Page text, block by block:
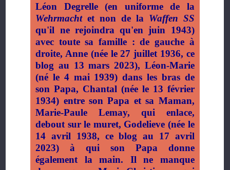
Léon Degrelle (en uniforme de la
Wehrmachtet non de la Waffen SS
qu'il ne rejoindra qu'en juin 1943)
avec toute sa famille : de gauche à
droite, Anne (née le 27 juillet 1936, ce
blog au 13 mars 2023), Léon-Marie
(né le 4 mai 1939) dans les bras de
son Papa, Chantal (née le 13 février
1934) entre son Papa et sa Maman,
Marie-Paule Lemay, qui enlace,
debout sur le muret, Godelieve (née le
14 avril 1938, ce blog au 17 avril
2023) à qui son Papa donne
également la main. Il ne manque